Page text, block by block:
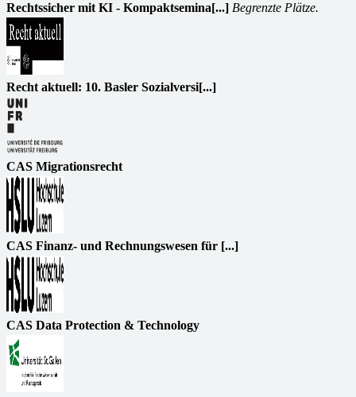
Rechtssicher mit KI - Kompaktsemina[...] Begrenzte Plätze.
Recht aktuell: 10. Basler Sozialversi[...]
CAS Migrationsrecht
CAS Finanz- und Rechnungswesen für [...]
CAS Data Protection & Technology